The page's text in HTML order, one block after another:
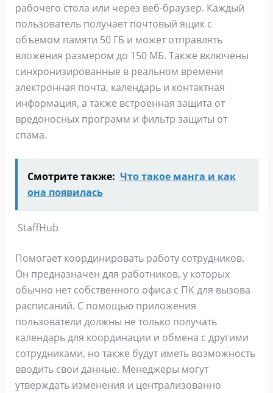
рабочего стола или через веб-браузер. Каждый
пользователь получает почтовый ящик с
объемом памяти 50 ГБ и может отправлять
вложения размером до 150 МБ. Также включены
синхронизированные в реальном времени
электронная почта, календарь и контактная
информация, а также встроенная защита от
вредоносных программ и фильтр защиты от
спама.
Смотрите также: Что такое манга и как
она появилась
StaffHub
Помогает координировать работу сотрудников.
Он предназначен для работников, у которых
обычно нет собственного офиса с ПК для вызова
расписаний. С помощью приложения
пользователи должны не только получать
календарь для координации и обмена с другими
сотрудниками, но также будут иметь возможность
вводить свои данные. Менеджеры могут
утверждать изменения и централизованно